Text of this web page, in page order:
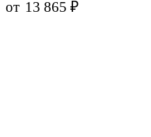
от 13 865₽